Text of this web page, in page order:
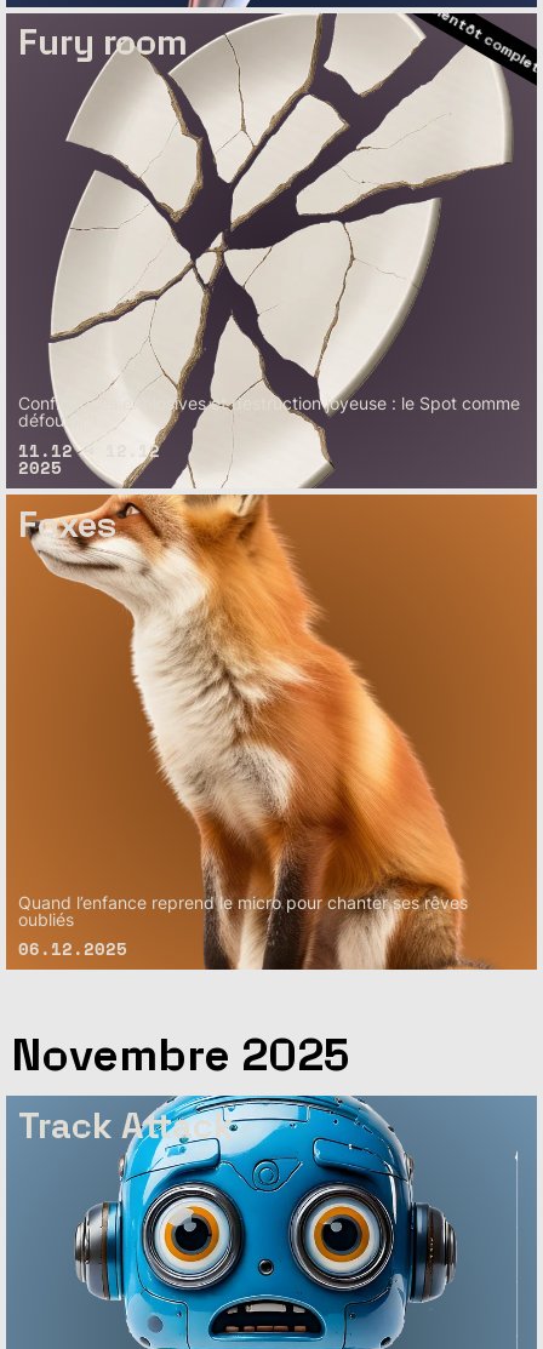
Fury room
Confidences explosives et destruction joyeuse : le Spot comme
défouloir !
11.12 → 12.12
2025
– Bientôt
Foxes
Quand l’enfance reprend le micro pour chanter ses rêves
oubliés
06.12.2025
Novembre 2025
Track Attack